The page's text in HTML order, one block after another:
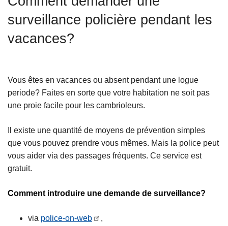
surveillance policière pendant les
vacances?
Vous êtes en vacances ou absent pendant une logue
periode? Faites en sorte que votre habitation ne soit pas
une proie facile pour les cambrioleurs.
Il existe une quantité de moyens de prévention simples
que vous pouvez prendre vous mêmes. Mais la police peut
vous aider via des passages fréquents. Ce service est
gratuit.
Comment introduire une demande de surveillance?
via police-on-web
,